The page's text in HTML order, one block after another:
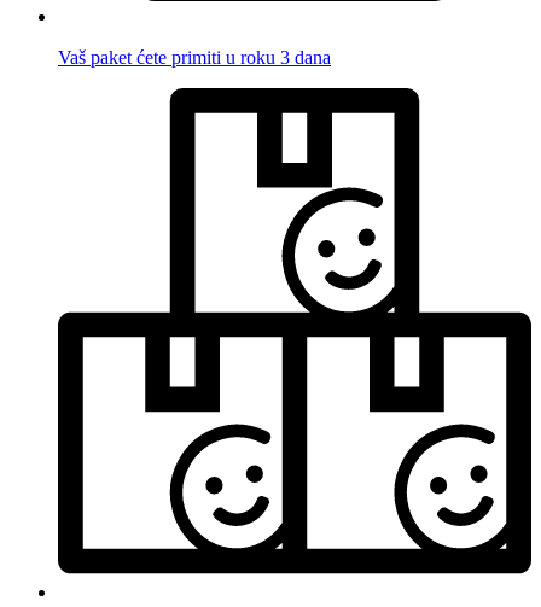
Vaš paket ćete primiti u roku 3 dana